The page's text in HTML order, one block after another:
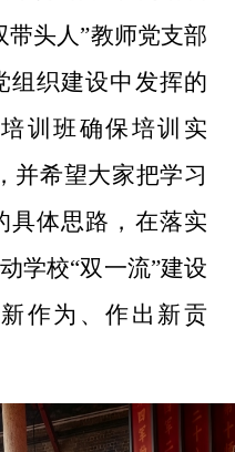
带头人”教师党支部
组织建设中发挥的
训班确保培训实
并希望大家把学习
具体思路，在落实
学校“双一流”建设
作为、作出新贡